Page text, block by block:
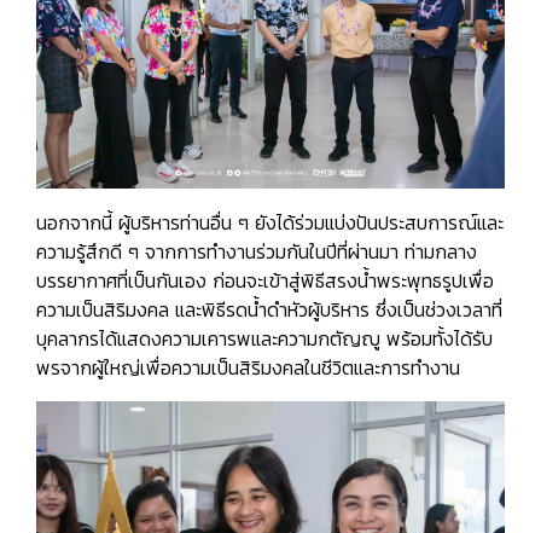
นอกจากนี้ ผู้บริหารท่านอื่น ๆ ยังได้ร่วมแบ่งปันประสบการณ์และ
ความรู้สึกดี ๆ จากการทำงานร่วมกันในปีที่ผ่านมา ท่ามกลาง
บรรยากาศที่เป็นกันเอง ก่อนจะเข้าสู่พิธีสรงน้ำพระพุทธรูปเพื่อ
ความเป็นสิริมงคล และพิธีรดน้ำดำหัวผู้บริหาร ซึ่งเป็นช่วงเวลาที่
บุคลากรได้แสดงความเคารพและความกตัญญู พร้อมทั้งได้รับ
พรจากผู้ใหญ่เพื่อความเป็นสิริมงคลในชีวิตและการทำงาน